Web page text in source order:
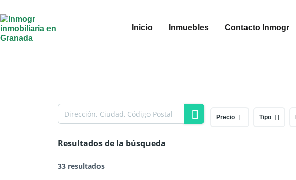
Inicio Inmuebles Contacto Inmogr
Precio Tipo
Resultados de la búsqueda
33 resultados